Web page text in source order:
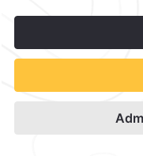
©2026